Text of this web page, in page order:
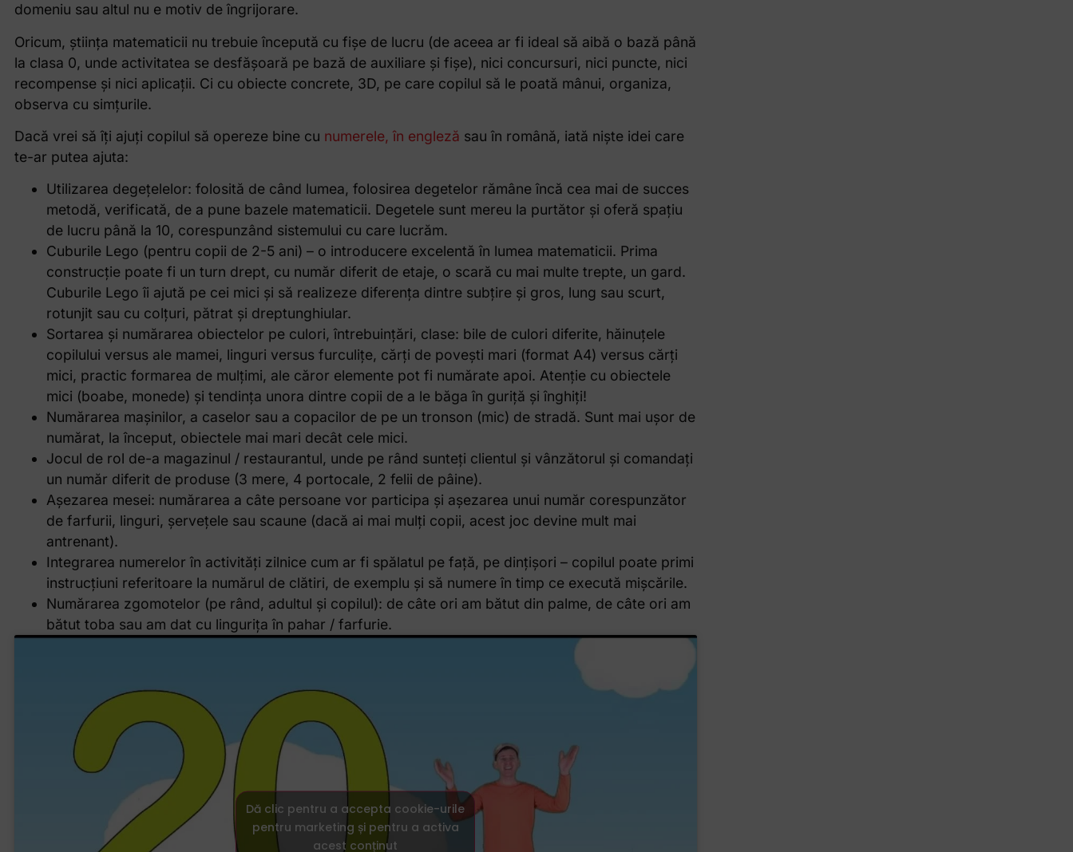
domeniu sau altul nu e motiv de îngrijorare.
Oricum, știința matematicii nu trebuie începută cu fișe de lucru (de aceea ar fi ideal să aibă o bază până
la clasa 0, unde activitatea se desfășoară pe bază de auxiliare și fișe), nici concursuri, nici puncte, nici
recompense și nici aplicații. Ci cu obiecte concrete, 3D, pe care copilul să le poată mânui, organiza,
observa cu simțurile.
Dacă vrei să îți ajuți copilul să opereze bine cu numerele, în engleză sau în română, iată niște idei care
te-ar putea ajuta:
Utilizarea degețelelor: folosită de când lumea, folosirea degetelor rămâne încă cea mai de succes
metodă, verificată, de a pune bazele matematicii. Degetele sunt mereu la purtător și oferă spațiu
de lucru până la 10, corespunzând sistemului cu care lucrăm.
Cuburile Lego (pentru copii de 2-5 ani) – o introducere excelentă în lumea matematicii. Prima
construcție poate fi un turn drept, cu număr diferit de etaje, o scară cu mai multe trepte, un gard.
Cuburile Lego îi ajută pe cei mici și să realizeze diferența dintre subțire și gros, lung sau scurt,
rotunjit sau cu colțuri, pătrat și dreptunghiular.
Sortarea și numărarea obiectelor pe culori, întrebuințări, clase: bile de culori diferite, hăinuțele
copilului versus ale mamei, linguri versus furculițe, cărți de povești mari (format A4) versus cărți
mici, practic formarea de mulțimi, ale căror elemente pot fi numărate apoi. Atenție cu obiectele
mici (boabe, monede) și tendința unora dintre copii de a le băga în guriță și înghiți!
Numărarea mașinilor, a caselor sau a copacilor de pe un tronson (mic) de stradă. Sunt mai ușor de
numărat, la început, obiectele mai mari decât cele mici.
Jocul de rol de-a magazinul / restaurantul, unde pe rând sunteți clientul și vânzătorul și comandați
un număr diferit de produse (3 mere, 4 portocale, 2 felii de pâine).
Așezarea mesei: numărarea a câte persoane vor participa și așezarea unui număr corespunzător
de farfurii, linguri, șervețele sau scaune (dacă ai mai mulți copii, acest joc devine mult mai
antrenant).
Integrarea numerelor în activități zilnice cum ar fi spălatul pe față, pe dințișori – copilul poate primi
instrucțiuni referitoare la numărul de clătiri, de exemplu și să numere în timp ce execută mișcările.
Numărarea zgomotelor (pe rând, adultul și copilul): de câte ori am bătut din palme, de câte ori am
bătut toba sau am dat cu lingurița în pahar / farfurie.
Dă clic pentru a accepta cookie-urile
pentru marketing și pentru a activa
acest conținut